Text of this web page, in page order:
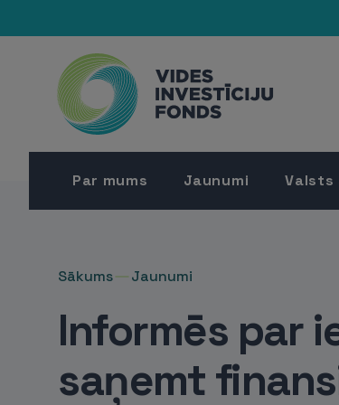
Par mums Jaunumi Valsts
Sākums Jaunumi
Informēs par
saņemt